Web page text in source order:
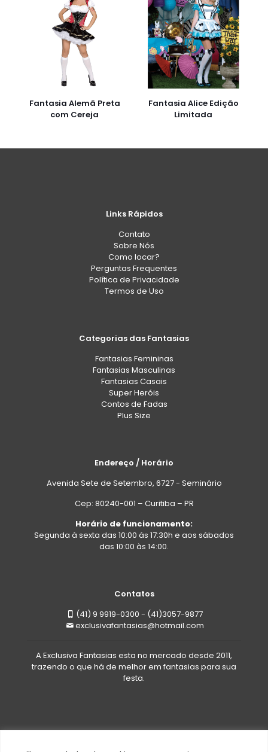
Fantasia Alemã Preta
com Cereja
Fantasia Alice Edição
Limitada
Links Rápidos
Contato
Sobre Nós
Como locar?
Perguntas Frequentes
Política de Privacidade
Termos de Uso
Categorias das Fantasias
Fantasias Femininas
Fantasias Masculinas
Fantasias Casais
Super Heróis
Contos de Fadas
Plus Size
Endereço / Horário
Avenida Sete de Setembro, 6727 - Seminário
Cep: 80240-001 – Curitiba – PR
Horário de funcionamento:
Segunda à sexta das 10:00 ás 17:30h e aos sábados
das 10:00 às 14:00.
Contatos
(41) 9 9919-0300 - (41)3057-9877
exclusivafantasias@hotmail.com
A Exclusiva Fantasias esta no mercado desde 2011,
trazendo o que há de melhor em fantasias para sua
festa.